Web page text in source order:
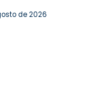
de 2026